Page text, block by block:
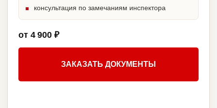
консультация по замечаниям инспектора
от 4 900 ₽
ЗАКАЗАТЬ ДОКУМЕНТЫ